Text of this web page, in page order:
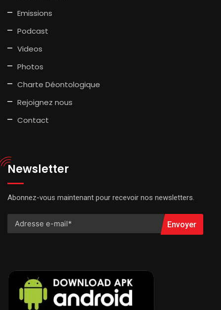
Emissions
Podcast
Videos
Photos
Charte Déontologique
Rejoignez nous
Contact
Newsletter
Abonnez-vous maintenant pour recevoir nos newsletters.
Envoyer